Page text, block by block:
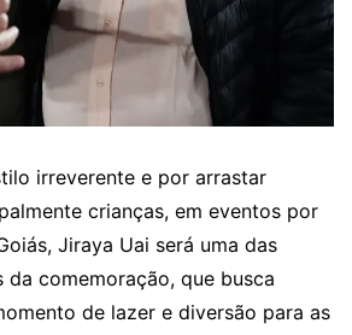
irreverente e por arrastar
crianças, em eventos por
Jiraya Uai será uma das
da comemoração, que busca
de lazer e diversão para as